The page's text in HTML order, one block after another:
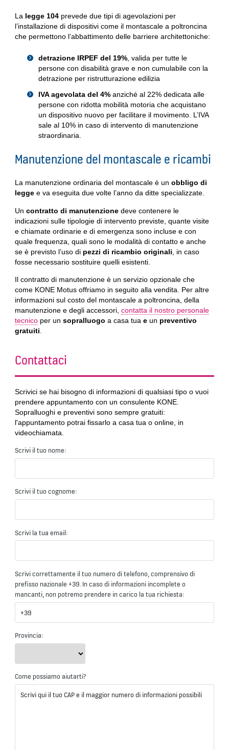
Lalegge 104prevede due tipi di agevolazioni per
l’installazione di dispositivi come il montascale a poltroncina
che permettono l’abbattimento delle barriere architettoniche:
detrazione IRPEF del 19%, valida per tutte le
persone con disabilità grave e non cumulabile con la
detrazione per ristrutturazione edilizia
IVA agevolata del 4% anziché al 22% dedicata alle
persone con ridotta mobilità motoria che acquistano
un dispositivo nuovo per facilitare il movimento. L’IVA
sale al 10% in caso di intervento di manutenzione
straordinaria.
Manutenzione del montascale e ricambi
La manutenzione ordinaria del montascale è un obbligo di
leggee va eseguita due volte l’anno da ditte specializzate.
Un contratto di manutenzionedeve contenere le
indicazioni sulle tipologie di intervento previste, quante visite
e chiamate ordinarie e di emergenza sono incluse e con
quale frequenza, quali sono le modalità di contatto e anche
se è previsto l’uso di pezzi di ricambio originali , in caso
fosse necessario sostituire quelli esistenti.
Il contratto di manutenzione è un servizio opzionale che
come KONE Motus offriamo in seguito alla vendita. Per altre
informazioni sul costo del montascale a poltroncina, della
manutenzione e degli accessori, contatta il nostro personale
tecnicoper un sopralluogo a casa tua eun preventivo
gratuiti
Contattaci
Scrivici se hai bisogno di informazioni di qualsiasi tipo o vuoi
prendere appuntamento con un consulente KONE.
Sopralluoghi e preventivi sono sempre gratuiti:
l'appuntamento potrai fissarlo a casa tua o online, in
videochiamata.
Scrivi il tuo nome:
Scrivi il tuo cognome:
Scrivi la tua email:
Scrivi correttamente il tuo numero di telefono, comprensivo di
prefisso nazionale +39. In caso di informazioni incomplete o
mancanti, non potremo prendere in carico la tua richiesta:
Provincia:
Come possiamo aiutarti?